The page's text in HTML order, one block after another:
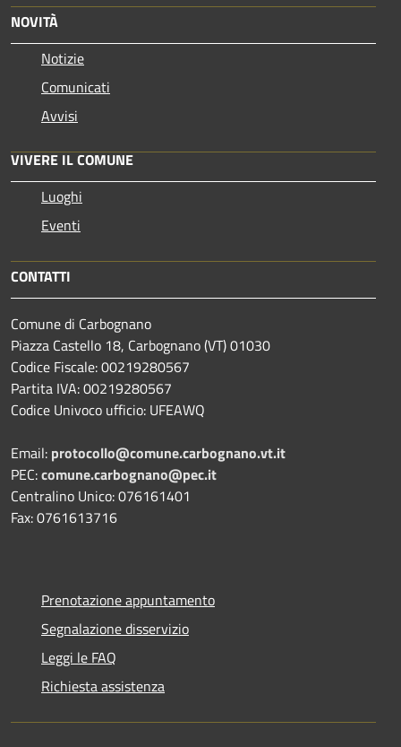
NOVITÀ
Notizie
Comunicati
Avvisi
VIVERE IL COMUNE
Luoghi
Eventi
CONTATTI
Comune di Carbognano
Piazza Castello 18, Carbognano (VT) 01030
Codice Fiscale: 00219280567
Partita IVA: 00219280567
Codice Univoco ufficio: UFEAWQ
Email: protocollo@comune.carbognano.vt.it
PEC:comune.carbognano@pec.it
Centralino Unico: 076161401
Fax: 0761613716
Prenotazione appuntamento
Segnalazione disservizio
Leggi le FAQ
Richiesta assistenza